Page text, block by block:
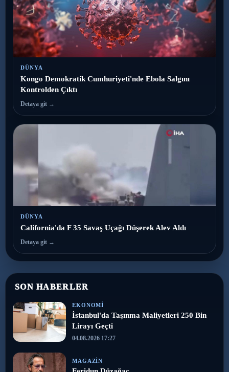
DÜNYA
Kongo Demokratik Cumhuriyeti'nde Ebola Salgını
Kontrolden Çıktı
Detaya git →
DÜNYA
California'da F 35 Savaş Uçağı Düşerek Alev Aldı
Detaya git →
SON HABERLER
EKONOMI
İstanbul'da Taşınma Maliyetleri 250 Bin
Lirayı Geçti
04.08.2026 17:27
MAGAZIN